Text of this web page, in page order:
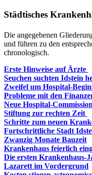
Städtisches
Die angegebenen
und führen zu den
chronologisch.
Erste Hinweise auf Ärzte
Seuchen suchten Idstein
Zweifel um Hospital-
Probleme mit den
Neue Hospital-Commission
Stiftung zur rechten Zeit
Schritte zum neuen
Fortschrittliche Stadt
Zwanzig Monate Bauzeit
Krankenhaus feierlich
Die ersten Krankenhaus-
Lazarett im Vordergrund